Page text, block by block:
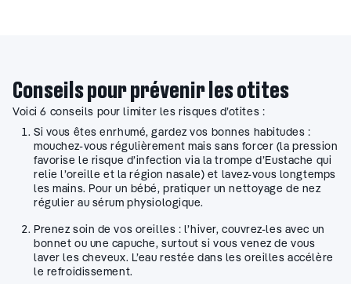
Conseils pour prévenir les otites
Voici 6 conseils pour limiter les risques d’otites :
Si vous êtes enrhumé, gardez vos bonnes habitudes :
mouchez-vous régulièrement mais sans forcer (la pression
favorise le risque d’infection via la trompe d’Eustache qui
relie l’oreille et la région nasale) et lavez-vous longtemps
les mains. Pour un bébé, pratiquer un nettoyage de nez
régulier au sérum physiologique.
Prenez soin de vos oreilles : l’hiver, couvrez-les avec un
bonnet ou une capuche, surtout si vous venez de vous
laver les cheveux. L’eau restée dans les oreilles accélère
le refroidissement.